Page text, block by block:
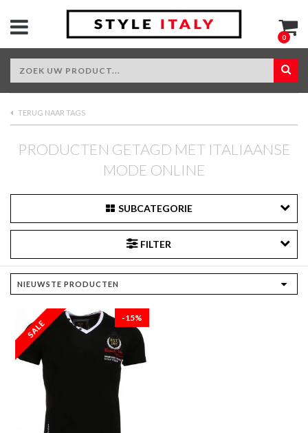
0
TERUG NAAR TAGS
PRODUCTEN GETAGD MET ITALIAANSE
MODE ONLINE
SUBCATEGORIE
FILTER
-15%